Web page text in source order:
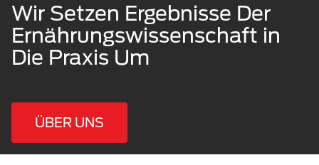
Wir Setzen Ergebnisse Der
Ernährungswissenschaft in
Die Praxis Um
ÜBER UNS